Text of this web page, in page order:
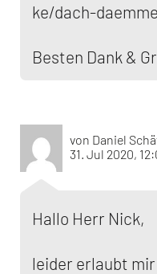
ke/dach-
Besten Dank &
von Daniel
31. Jul 2020,
Hallo Herr Nick,
leider erlaubt